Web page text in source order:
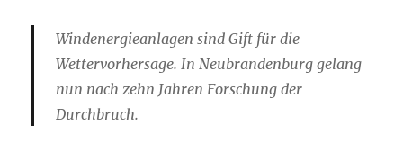
Windenergieanlagen sind Gift für die
Wettervorhersage. In Neubrandenburg gelang
nun nach zehn Jahren Forschung der
Durchbruch.